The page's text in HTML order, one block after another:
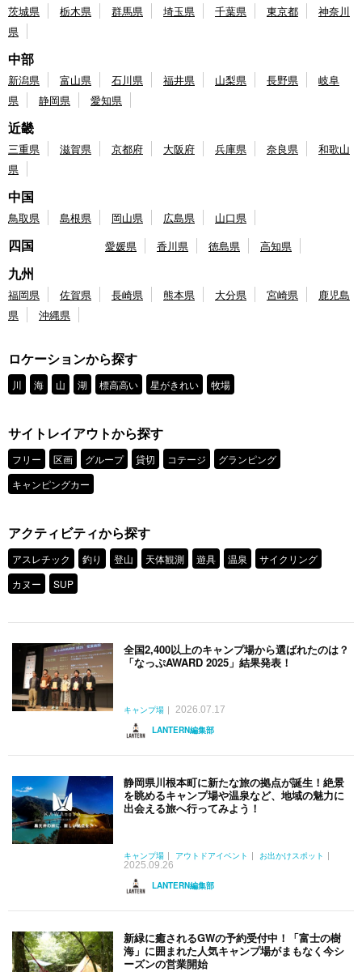
茨城県 栃木県 群馬県 埼玉県 千葉県 東京都
神奈川
県
中部
新潟県 富山県 石川県 福井県 山梨県 長野県
岐阜
県
静岡県 愛知県
近畿
三重県 滋賀県 京都府 大阪府 兵庫県 奈良県
和歌山
県
中国
鳥取県 島根県 岡山県 広島県 山口県
四国 愛媛県 香川県 徳島県 高知県
九州
福岡県 佐賀県 長崎県 熊本県 大分県 宮崎県
鹿児島
県
沖縄県
ロケーションから探す
川 海 山 湖 標高高い 星がきれい 牧場
サイトレイアウトから探す
フリー 区画 グループ 貸切 コテージ
グランピング
キャンピングカー
アクティビティから探す
アスレチック 釣り 登山 天体観測 遊具 温泉
サイクリング
カヌー
SUP
全国2,400以上のキャンプ場から選ばれたのは？
「なっぷAWARD 2025」結果発表！
キャンプ場
2026.07.17
LANTERN編集部
静岡県川根本町に新たな旅の拠点が誕生！絶景
を眺めるキャンプ場や温泉など、地域の魅力に
出会える旅へ行ってみよう！
キャンプ場 アウトドアイベント お出かけスポット
2025.09.26
LANTERN編集部
新緑に癒されるGWの予約受付中！「富士の樹
海」に囲まれた人気キャンプ場がまもなく今シ
ーズンの営業開始